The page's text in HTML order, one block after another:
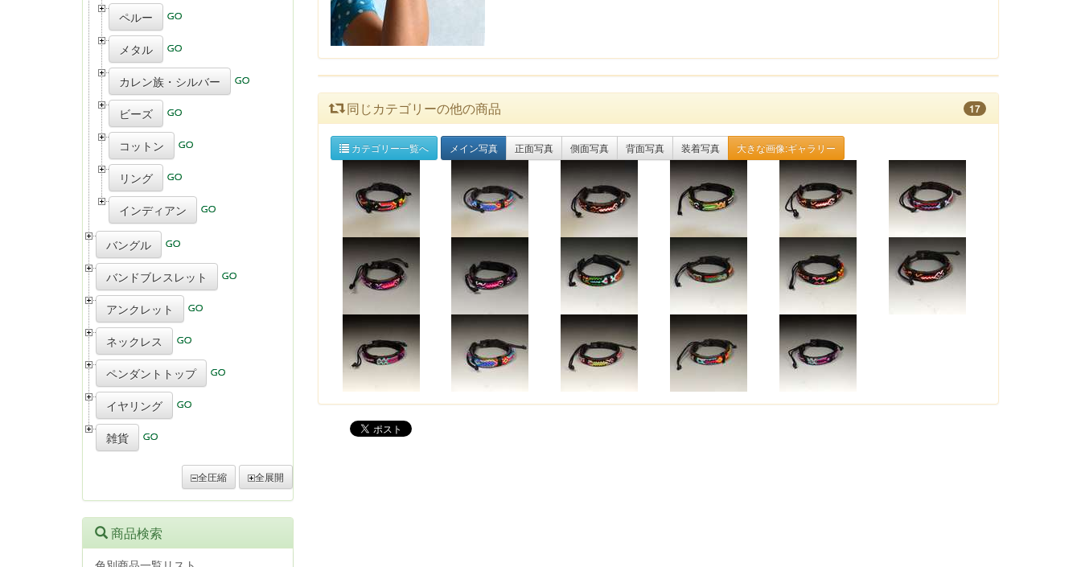
同じカテゴリーの他の商品 17
カテゴリー一覧へ メイン写真 正面写真 側面写真 背面写真 装着写真 大きな画像:ギャラリー
ペルー
メタル
カレン族・シルバー
ビーズ
コットン
リング
インディアン
バングル
バンドブレスレット
アンクレット
ネックレス
ペンダントトップ
イヤリング
雑貨
全圧縮 全展開
商品検索